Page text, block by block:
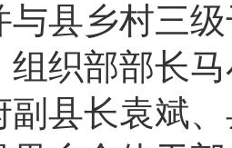
与县乡村三
组织部部长
副县长袁斌